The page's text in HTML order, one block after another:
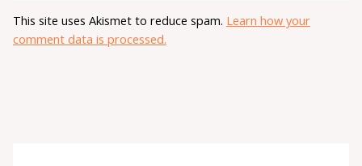
This site uses Akismet to reduce spam. Learn how your
comment data is processed.